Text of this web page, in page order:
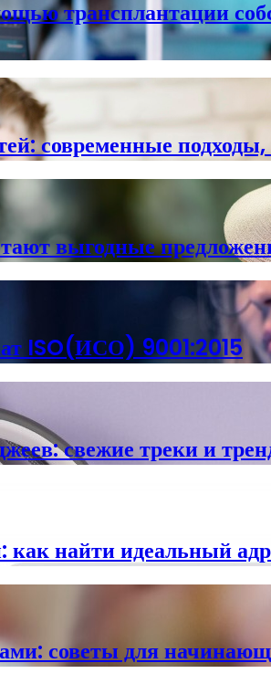
трансплантации
современные
выгодные
ISO(ИСО) 9001:2015
свежие треки и
найти идеальный
советы для